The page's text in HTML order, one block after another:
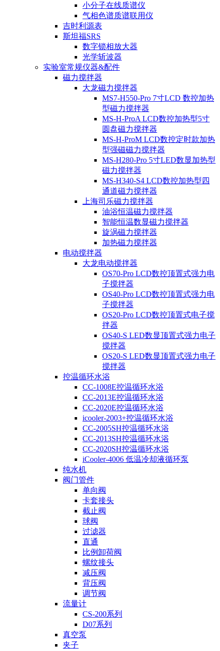
小分子在线质谱仪
气相色谱质谱联用仪
吉时利源表
斯坦福SRS
数字锁相放大器
光学斩波器
实验室常规仪器&配件
磁力搅拌器
大龙磁力搅拌器
MS7-H550-Pro 7寸LCD 数控加热
型磁力搅拌器
MS-H-ProA LCD数控加热型5寸
圆盘磁力搅拌器
MS-H-ProM LCD数控定时款加热
型强磁磁力搅拌器
MS-H280-Pro 5寸LED数显加热型
磁力搅拌器
MS-H340-S4 LCD数控加热型四
通道磁力搅拌器
上海司乐磁力搅拌器
油浴恒温磁力搅拌器
智能恒温数显磁力搅拌器
旋涡磁力搅拌器
加热磁力搅拌器
电动搅拌器
大龙电动搅拌器
OS70-Pro LCD数控顶置式强力电
子搅拌器
OS40-Pro LCD数控顶置式强力电
子搅拌器
OS20-Pro LCD数控顶置式电子搅
拌器
OS40-S LED数显顶置式强力电子
搅拌器
OS20-S LED数显顶置式强力电子
搅拌器
控温循环水浴
CC-1008E控温循环水浴
CC-2013E控温循环水浴
CC-2020E控温循环水浴
icooler-2003+控温循环水浴
CC-2005SH控温循环水浴
CC-2013SH控温循环水浴
CC-2020SH控温循环水浴
iCooler-4006 低温冷却液循环泵
纯水机
阀门管件
单向阀
卡套接头
截止阀
球阀
过滤器
直通
比例卸荷阀
螺纹接头
减压阀
背压阀
调节阀
流量计
CS-200系列
D07系列
真空泵
夹子